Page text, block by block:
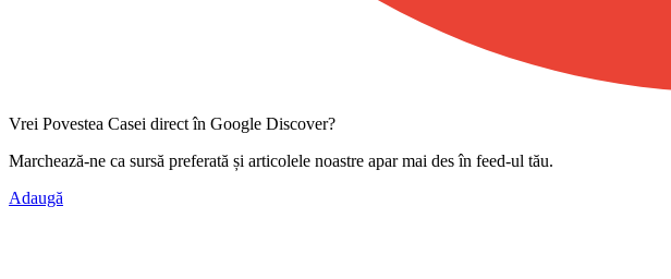
Vrei Povestea Casei direct în Google Discover?
Marchează-ne ca sursă preferată și articolele noastre apar mai des în feed-ul tău.
Adaugă